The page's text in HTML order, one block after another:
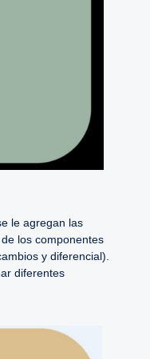
le agregan las
los componentes
y diferencial).
diferentes